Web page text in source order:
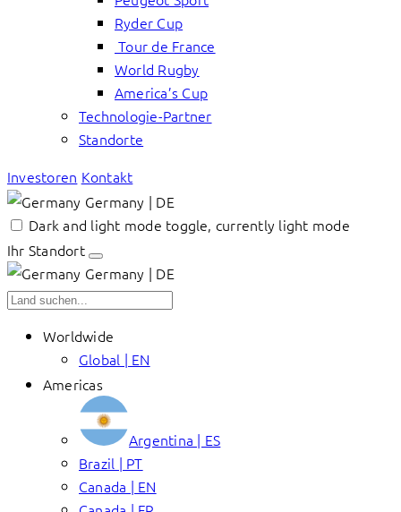
Ryder Cup
Tour de France
World Rugby
America’s Cup
Technologie-Partner
Standorte
Investoren Kontakt
Germany | DE
Dark and light mode toggle, currently light mode
Ihr Standort
Germany | DE
Worldwide
Global | EN
Americas
Argentina | ES
Brazil | PT
Canada | EN